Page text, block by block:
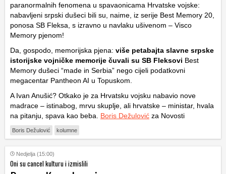
paranormalnih fenomena u spavaonicama Hrvatske vojske:
nabavljeni srpski dušeci bili su, naime, iz serije Best Memory 20,
ponosa SB Fleksa, s izravno u navlaku ušivenom – Visco
Memory pjenom!
Da, gospodo, memorijska pjena: više petabajta slavne srpske
istorijske vojničke memorije čuvali su SB Fleksovi Best
Memory dušeci “made in Serbia” nego cijeli podatkovni
megacentar Pantheon AI u Topuskom.
A Ivan Anušić? Otkako je za Hrvatsku vojsku nabavio nove
madrace – istinabog, mrvu skuplje, ali hrvatske – ministar, hvala
na pitanju, spava kao beba. Boris Dežulović za Novosti
Boris Dežulović kolumne
Nedjelja (15:00)
Oni su cancel kulturu i izmislili